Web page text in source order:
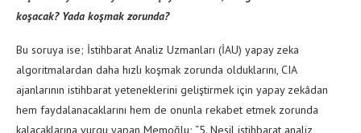
koşacak? Yada koşmak zorunda?
Bu soruya ise; İstihbarat Analiz Uzmanları (İAU) yapay zeka
algoritmalardan daha hızlı koşmak zorunda olduklarını, CIA
ajanlarının istihbarat yeteneklerini geliştirmek için yapay zekâdan
hem faydalanacaklarını hem de onunla rekabet etmek zorunda